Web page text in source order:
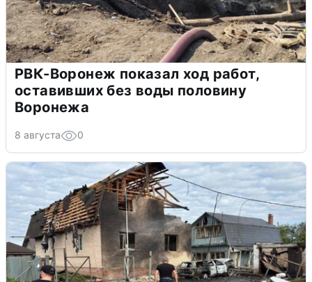
РВК-Воронеж показал ход работ,
оставивших без воды половину
Воронежа
8 августа 0